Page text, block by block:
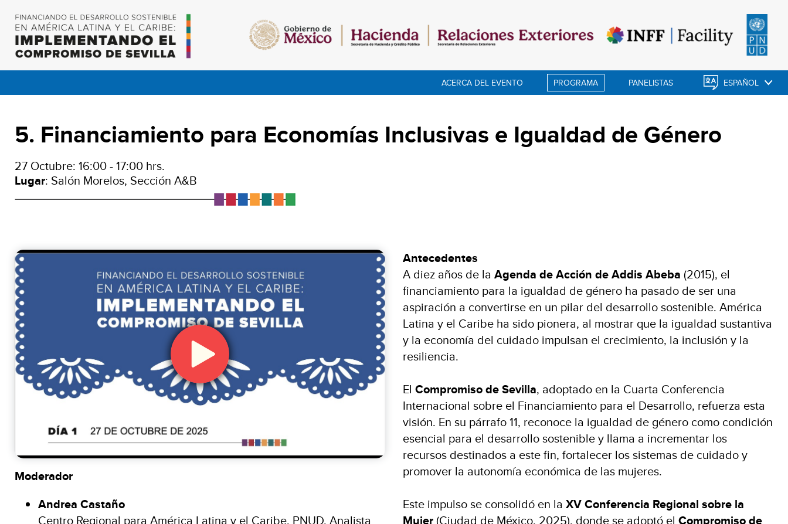
ACERCA DEL EVENTO PROGRAMA PANELISTAS ESPAÑOL
5. Financiamiento para Economías Inclusivas e Igualdad de Género
27 Octubre: 16:00 - 17:00 hrs.
Lugar: Salón Morelos, Sección A&B
Moderador
Andrea Castaño
Centro Regional para América Latina y el Caribe, PNUD, Analista
Antecedentes
A diez años de la Agenda de Acción de Addis Abeba (2015), el
financiamiento para la igualdad de género ha pasado de ser una
aspiración a convertirse en un pilar del desarrollo sostenible. América
Latina y el Caribe ha sido pionera, al mostrar que la igualdad sustantiva
y la economía del cuidado impulsan el crecimiento, la inclusión y la
resiliencia.
El Compromiso de Sevilla, adoptado en la Cuarta Conferencia
Internacional sobre el Financiamiento para el Desarrollo, refuerza esta
visión. En su párrafo 11, reconoce la igualdad de género como condición
esencial para el desarrollo sostenible y llama a incrementar los
recursos destinados a este fin, fortalecer los sistemas de cuidado y
promover la autonomía económica de las mujeres.
Este impulso se consolidó en la XV Conferencia Regional sobre la
Mujer(Ciudad de México, 2025), donde se adoptó el Compromiso de